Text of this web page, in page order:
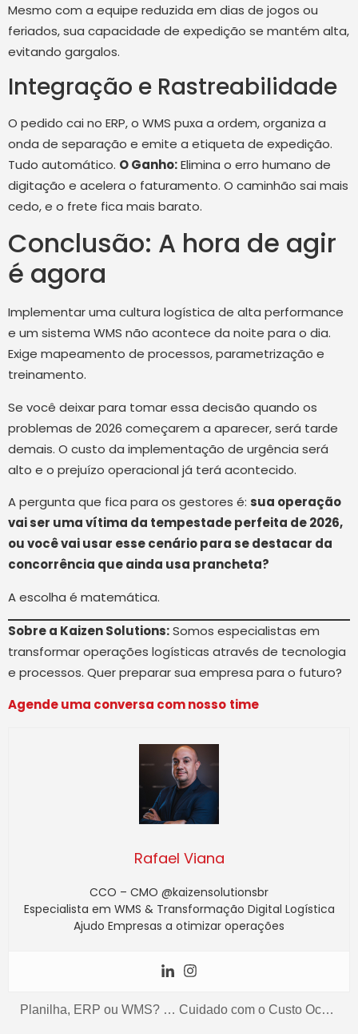
Mesmo com a equipe reduzida em dias de jogos ou
feriados, sua capacidade de expedição se mantém alta,
evitando gargalos.
Integração e Rastreabilidade
O pedido cai no ERP, o WMS puxa a ordem, organiza a
onda de separação e emite a etiqueta de expedição.
Tudo automático. O Ganho:Elimina o erro humano de
digitação e acelera o faturamento. O caminhão sai mais
cedo, e o frete fica mais barato.
Conclusão: A hora de agir
é agora
Implementar uma cultura logística de alta performance
e um sistema WMS não acontece da noite para o dia.
Exige mapeamento de processos, parametrização e
treinamento.
Se você deixar para tomar essa decisão quando os
problemas de 2026 começarem a aparecer, será tarde
demais. O custo da implementação de urgência será
alto e o prejuízo operacional já terá acontecido.
A pergunta que fica para os gestores é: sua operação
vai ser uma vítima da tempestade perfeita de 2026,
ou você vai usar esse cenário para se destacar da
concorrência que ainda usa prancheta?
A escolha é matemática.
Sobre a Kaizen Solutions:Somos especialistas em
transformar operações logísticas através de tecnologia
e processos. Quer preparar sua empresa para o futuro?
Agende uma conversa com nosso time
Rafael Viana
CCO – CMO @kaizensolutionsbr
Especialista em WMS & Transformação Digital Logística
Ajudo Empresas a otimizar operações
Planilha, ERP ou WMS? Entenda qual sistema é certo para sua logística Cuidado com o Custo Oculto do “Estoque Invisível” na sua Operação